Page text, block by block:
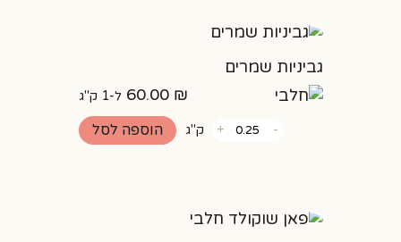
גביניות שמרים
60.00 ₪ ל-1 ק"ג
-כמות
של
+ ק"ג הוספה לסל